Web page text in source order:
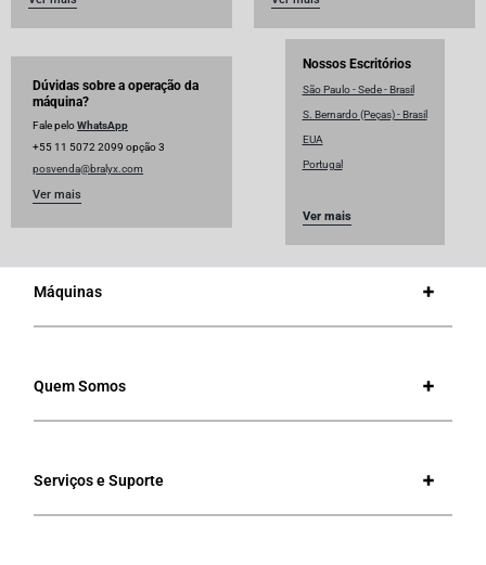
Dúvidas sobre a operação da
máquina?
Fale peloWhatsApp
+55 11 5072 2099 opção 3
posvenda@bralyx.com
Ver mais
Nossos Escritórios
São Paulo - Sede - Brasil
S. Bernardo (Peças) - Brasil
EUA
Portugal
Ver mais
Máquinas
Quem Somos
Serviços e Suporte